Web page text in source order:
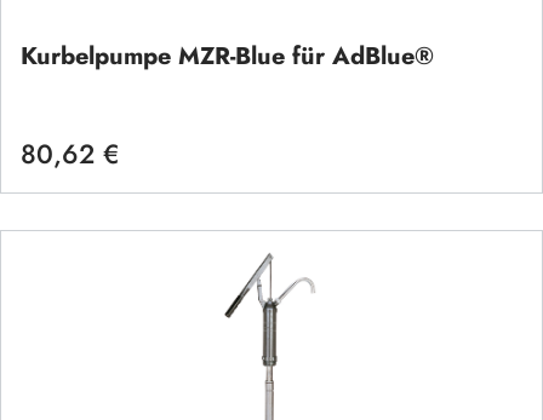
Kurbelpumpe MZR-Blue für AdBlue®
Regulärer Preis:
80,62 €